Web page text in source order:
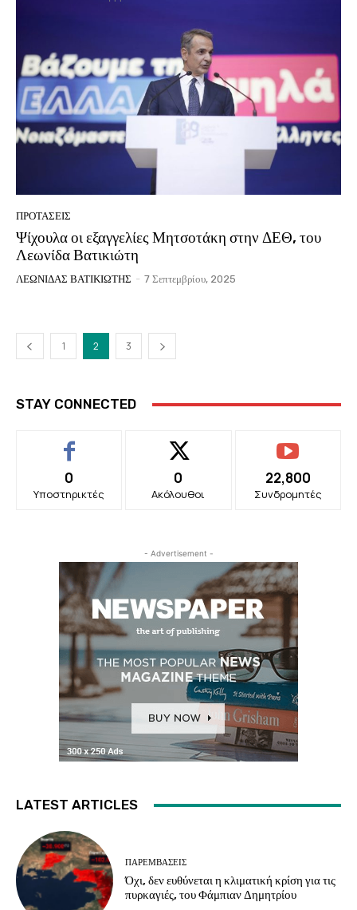
ΠΡΟΤΑΣΕΙΣ
Ψίχουλα οι εξαγγελίες Μητσοτάκη στην ΔΕΘ, του
Λεωνίδα Βατικιώτη
ΛΕΩΝΙΔΑΣ ΒΑΤΙΚΙΩΤΗΣ - 7 Σεπτεμβρίου, 2025
1 2 3
STAY CONNECTED
0
Υποστηρικτές
0
Ακόλουθοι
22,800
Συνδρομητές
- Advertisement -
LATEST ARTICLES
ΠΑΡΕΜΒΑΣΕΙΣ
Όχι, δεν ευθύνεται η κλιματική κρίση για τις
πυρκαγιές, του Φάμπιαν Δημητρίου